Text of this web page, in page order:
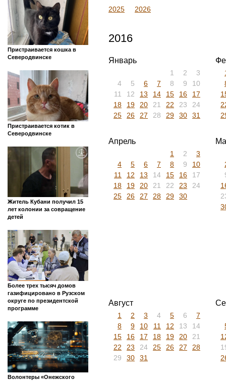
Пристраивается кошка в
Северодвинске
Пристраивается котик в
Северодвинске
Житель Кубани получил 15
лет колонии за совращение
детей
Более трех тысяч домов
газифицировано в Рузском
округе по президентской
программе
Волонтеры «Онежского
2025
2026
2016
Январь
1 2
3
4
5 6 7 8 9
10
11
12 13 14 15 16
17
18
19 20 21 22 23
24
25
26 27 28 29 30 31
Апрель
1 2
3
4
5 6 7 8 9
10
11
12 13 14 15 16
17
18
19 20 21 22 23
24
25
26 27 28 29 30
Август
1 2 3 4 5 6
7
8
9 10 11 12 13
14
15
16 17 18 19 20
21
22
23 24 25 26 27
28
29
30 31